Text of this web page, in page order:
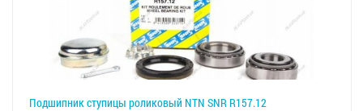
Подшипник ступицы роликовый NTN SNR R157.12